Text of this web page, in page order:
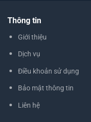
Thông tin
Giới thiệu
Dịch vụ
Điều khoản sử dụng
Bảo mật thông tin
Liên hệ